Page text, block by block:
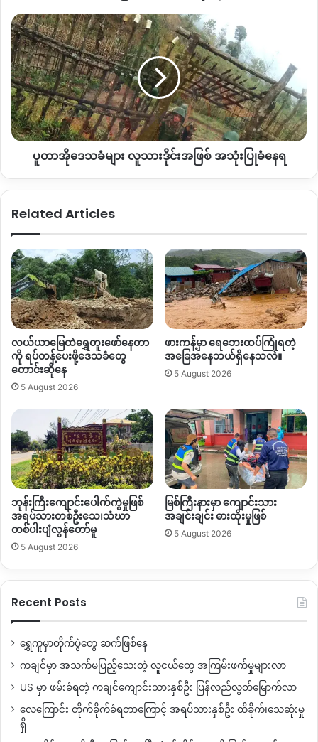
စစ်
အင်အား
တိုး
ချဲ့
ပူ
တာ
အို
ဒေသခံ
များ
လူသား
ဒိုင်း
အဖြစ်
အသုံးပြု
ပူတာအိုဒေသခံများ လူသားဒိုင်းအဖြစ် အသုံးပြုခံနေရ
Related Articles
လယ်ယာမြေထဲရွှေတူးဖော်နေတာ
ကို ရပ်တန့်ပေးဖို့ဒေသခံတွေ
တောင်းဆိုနေ
5 August 2026
ဖားကန့်မှာ ရေဘေးထပ်ကြုံရတဲ့
အခြေအနေဘယ်ရှိနေသလဲ။
5 August 2026
ဘုန်းကြီးကျောင်းပေါက်ကွဲမှုဖြစ်
အရပ်သားတစ်ဦးသေ၊သံဃာ
တစ်ပါးပျံလွန်တော်မူ
5 August 2026
မြစ်ကြီးနားမှာ ကျောင်းသား
အချင်းချင်း ဓားထိုးမှုဖြစ်
5 August 2026
Recent Posts
ရွှေကူမှာတိုက်ပွဲတွေ ဆက်ဖြစ်နေ
ကချင်မှာ အသက်မပြည့်သေးတဲ့ လူငယ်တွေ အကြမ်းဖက်မှုများလာ
US မှာ ဖမ်းခံရတဲ့ ကချင်ကျောင်းသားနှစ်ဦး ပြန်လည်လွတ်မြောက်လာ
လေကြောင်း တိုက်ခိုက်ခံရတာကြောင့် အရပ်သားနှစ်ဦး ထိခိုက်၊သေဆုံးမှု
ရှိ